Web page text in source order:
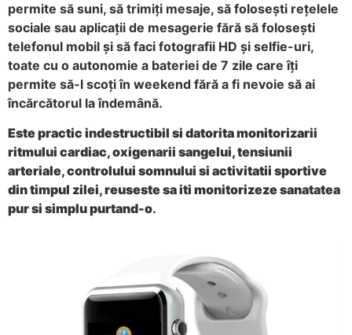
permite să suni, să trimiți mesaje, să folosești rețelele
sociale sau aplicații de mesagerie fără să folosești
telefonul mobil și să faci fotografii HD și selfie-uri,
toate cu o autonomie a bateriei de 7 zile care îți
permite să-l scoți în weekend fără a fi nevoie să ai
încărcătorul la îndemână.
Este practic indestructibil si datorita monitorizarii
ritmului cardiac, oxigenarii sangelui, tensiunii
arteriale, controlului somnului si activitatii sportive
din timpul zilei, reuseste sa iti monitorizeze sanatatea
pur si simplu purtand-o.